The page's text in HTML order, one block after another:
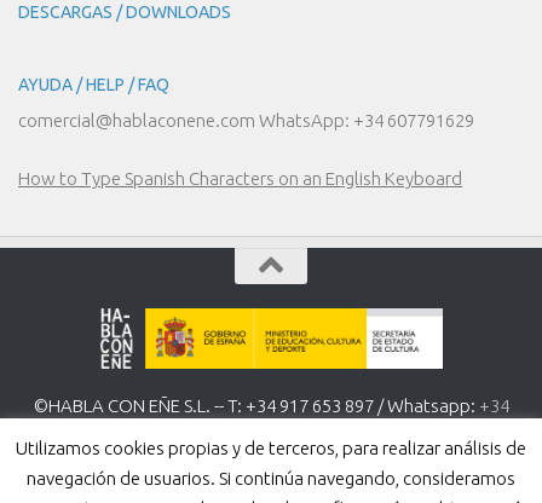
DESCARGAS / DOWNLOADS
AYUDA / HELP / FAQ
comercial@hablaconene.com WhatsApp: +34 607791629
How to Type Spanish Characters on an English Keyboard
©HABLA CON EÑE S.L. -- T: +34 917 653 897 / Whatsapp: +34
Política de Privacidad-Política de cookies
Utilizamos cookies propias y de terceros, para realizar análisis de
navegación de usuarios. Si continúa navegando, consideramos